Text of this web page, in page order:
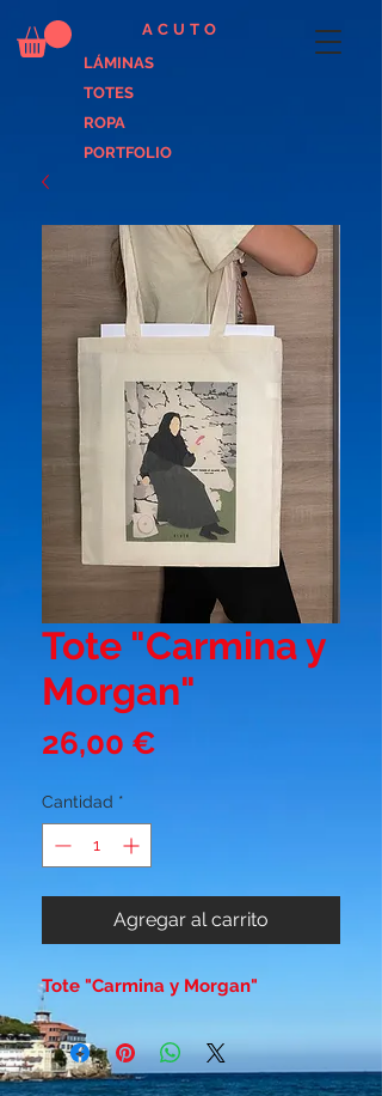
LÁMINAS
TOTES
ROPA
PORTFOLIO
ACUTO
Tote "Carmina y
Morgan"
26,00 €
Cantidad *
Agregar al carrito
Tote "Carmina y Morgan"